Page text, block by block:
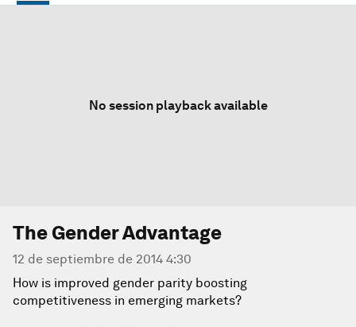
No session playback available
The Gender Advantage
12 de septiembre de 2014 4:30
How is improved gender parity boosting
competitiveness in emerging markets?